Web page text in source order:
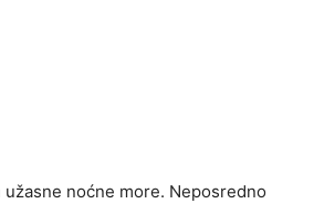
noćne more. Neposredno